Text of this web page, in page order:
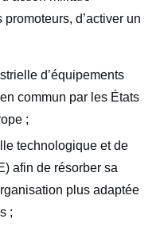
d’activer un
d’équipements
commun par les États
;
technologique et de
afin de résorber sa
plus adaptée
;